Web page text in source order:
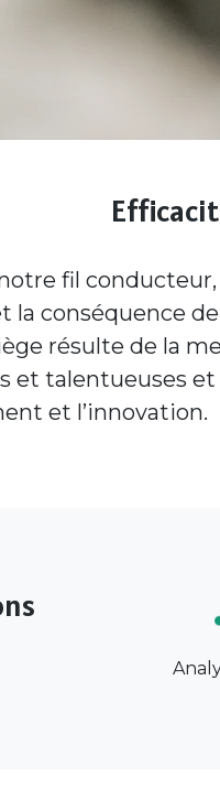
fil
la conséquence
résulte de la
et talentueuses et
et l’innovation.